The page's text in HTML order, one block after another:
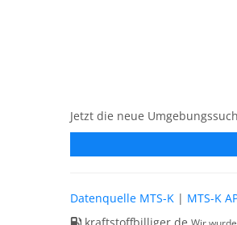
Jetzt die neue
Datenquelle MTS-K | MTS-K